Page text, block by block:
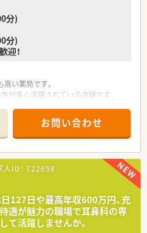
分)
分)
迎！
い薬局です。
多く活躍されている店舗です。
れる店舗です。
舗（関連会社店舗含む）展開中のチ
た調剤専門のチェーン店として発展
っており、毎年着実に店舗数を伸ば
護用品販売・リースなど幅広く事業を
お問い合わせ
ID： 722658
日127日や最高年収600万円、充
遇が魅力の職場で耳鼻科の専
て活躍しませんか。